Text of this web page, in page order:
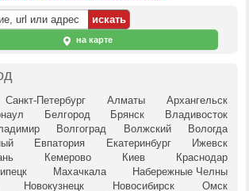
на карте
Санкт-Петербург Алматы
Архангельск
Белгород Брянск
Владивосток
Волгоград Волжский
Вологда
Евпатория Екатеринбург
Ижевск
Кемерово Киев
Краснодар
Махачкала
Набережные Челны
Новокузнецк Новосибирск
Омск